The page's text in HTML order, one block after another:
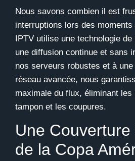
Nous savons combien il est
interruptions lors des
IPTV utilise une technologie
une diffusion continue et sans
nos serveurs robustes et à
réseau avancée, nous
maximale du flux, éliminant
tampon et les coupures.
Une
de la Copa